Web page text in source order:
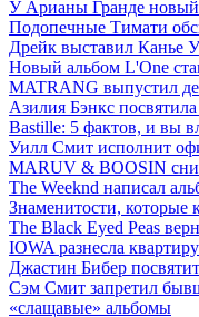
У Арианы Гранде новый
Подопечные Тимати
Дрейк выставил Канье
Новый альбом L'One
MATRANG выпустил
Азилия Бэнкс
Bastille: 5 фактов, и вы
Уилл Смит исполнит
MARUV & BOOSIN
The Weeknd написал
Знаменитости, которые
The Black Eyed Peas
IOWA разнесла
Джастин Бибер
Сэм Смит запретил
«слащавые» альбомы